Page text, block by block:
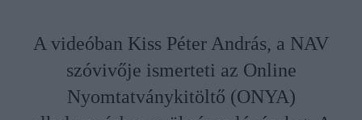
A videóban Kiss Péter András, a NAV
szóvivője ismerteti az Online
Nyomtatványkitöltő (ONYA)